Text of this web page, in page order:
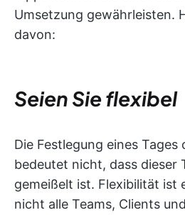
Umsetzung gewährleisten.
davon:
Seien Sie flexibel
Die Festlegung eines Tages
bedeutet nicht, dass dieser
gemeißelt ist. Flexibilität ist
nicht alle Teams, Clients